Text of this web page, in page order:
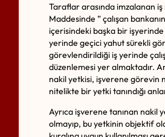
Taraflar arasında imzalanan iş
Maddesinde ” çalışan bankanın
içerisindeki başka bir
yerinde geçici yahut sürekli
görevlendirildiği iş yerinde
düzenlemesi yer almaktadır.
nakil yetkisi, işverene görevin
nitelikte bir yetki tanındığı
Ayrıca işverene tanınan nakil
olmayıp, bu yetkinin objektif